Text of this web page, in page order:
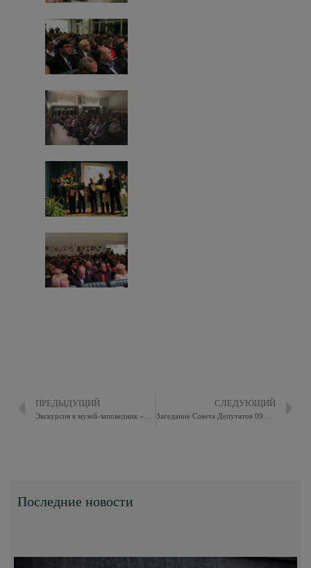
ПРЕДЫДУЩИЙ
Экскурсия в музей-заповедник «Бородинское поле»
СЛЕДУЮЩИЙ
Заседание Совета Депутатов 09.10.2018
Последние новости